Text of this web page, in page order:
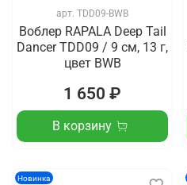
арт. TDD09-BWB
Воблер RAPALA Deep Tail
Dancer TDD09 / 9 см, 13 г,
цвет BWB
1 650 ₽
В корзину
Новинка